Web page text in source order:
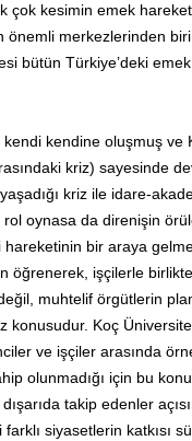
çok kesimin emek
merkezlerinden
bütün Türkiye’deki
kendi kendine oluşmuş
kriz) sayesinde
kriz ile idare-
rol oynasa da direnişin
bir araya
öğrenerek, işçilerle
muhtelif örgütlerin
konusudur. Koç
ve işçiler arasında
olunmadığı için bu
takip edenler
siyasetlerin katkısı